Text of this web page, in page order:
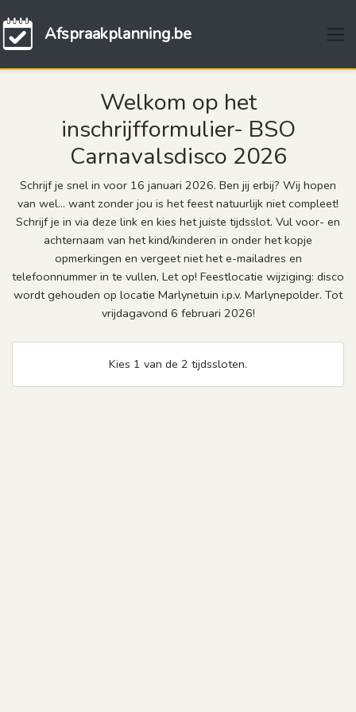
Afspraakplanning.be
Welkom op het
inschrijfformulier- BSO
Carnavalsdisco 2026
Schrijf je snel in voor 16 januari 2026. Ben jij erbij? Wij hopen
van wel… want zonder jou is het feest natuurlijk niet compleet!
Schrijf je in via deze link en kies het juiste tijdsslot. Vul voor- en
achternaam van het kind/kinderen in onder het kopje
opmerkingen en vergeet niet het e-mailadres en
telefoonnummer in te vullen, Let op! Feestlocatie wijziging: disco
wordt gehouden op locatie Marlynetuin i.p.v. Marlynepolder. Tot
vrijdagavond 6 februari 2026!
Kies 1 van de 2 tijdssloten.